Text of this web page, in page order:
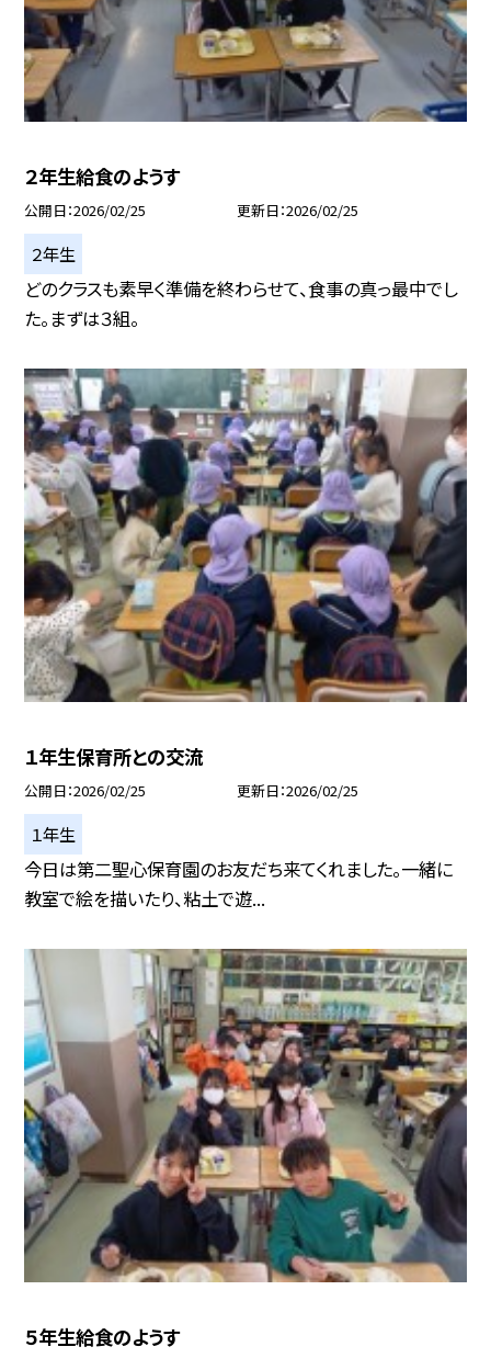
２年生給食のようす
公開日 2026/02/25 更新日 2026/02/25
２年生
どのクラスも素早く準備を終わらせて、食事の真っ最中でし
た。まずは３組。
１年生保育所との交流
公開日 2026/02/25 更新日 2026/02/25
１年生
今日は第二聖心保育園のお友だち来てくれました。一緒に
教室で絵を描いたり、粘土で遊...
５年生給食のようす